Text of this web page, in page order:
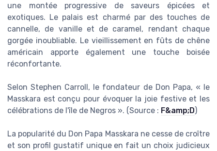
une montée progressive de saveurs épicées et
exotiques. Le palais est charmé par des touches de
cannelle, de vanille et de caramel, rendant chaque
gorgée inoubliable. Le vieillissement en fûts de chêne
américain apporte également une touche boisée
réconfortante.
Selon Stephen Carroll, le fondateur de Don Papa, « le
Masskara est conçu pour évoquer la joie festive et les
célébrations de l'île de Negros ». (Source : F&amp;D)
La popularité du Don Papa Masskara ne cesse de croître
et son profil gustatif unique en fait un choix judicieux